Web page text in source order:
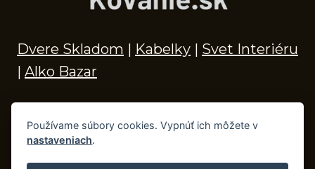
Dvere Skladom | Kabelky | Svet Interiéru
| Alko Bazar
© 2026 Kľučky na dvere, madlá, kovania,
Používame súbory cookies. Vypnúť ich môžete v
nastaveniach.